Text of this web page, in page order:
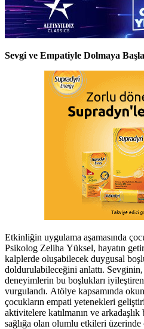
Sevgi ve Empatiyle Dolmaya
Etkinliğin uygulama aşamasında
Psikolog Zeliha Yüksel, hayatın
kalplerde oluşabilecek duygusal
doldurulabileceğini anlattı.
deneyimlerin bu boşlukları
vurgulandı. Atölye kapsamında
çocukların empati yetenekleri
aktivitelere katılmanın ve
sağlığa olan olumlu etkileri üzerinde